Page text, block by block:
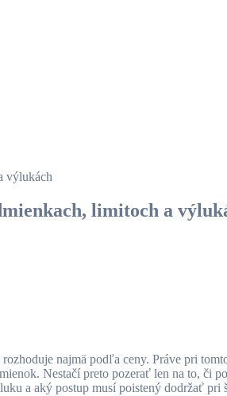
výlukách
limitoch a
najmä podľa ceny. Práve pri
Nestačí preto pozerať len na to, či
a aký postup musí poistený dodržať pri